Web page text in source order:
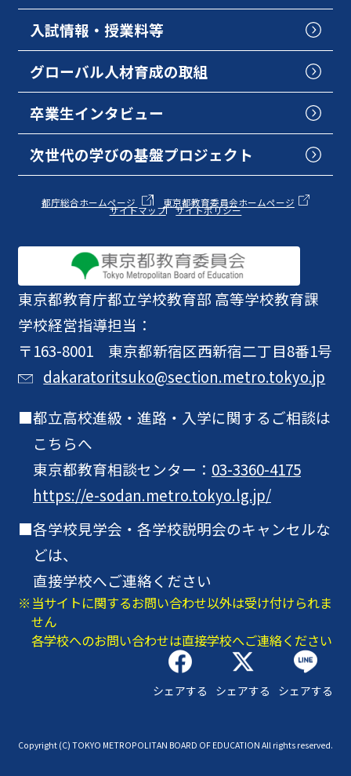
東京都教育庁都立学校教育部 高等学校教育課
学校経営指導担当：
〒163-8001 東京都新宿区西新宿二丁目8番1号
dakaratoritsuko@section.metro.tokyo.jp
都立高校進級・進路・入学に関するご相談は
こちらへ
東京都教育相談センター： 03-3360-4175
https://e-sodan.metro.tokyo.lg.jp/
各学校見学会・各学校説明会のキャンセルな
どは、
直接学校へご連絡ください
当サイトに関するお問い合わせ以外は受け付けられま
せん
各学校へのお問い合わせは直接学校へご連絡ください
シェアする シェアする シェアする
入試情報・授業料等
グローバル人材育成の取組
卒業生インタビュー
次世代の学びの基盤プロジェクト
都庁総合ホームページ 東京都教育委員会ホームページ
サイトマップ サイトポリシー
Copyright (C) TOKYO METROPOLITAN BOARD OF EDUCATION All rights reserved.